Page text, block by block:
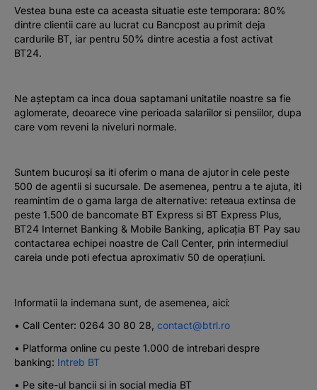
Vestea buna este ca aceasta situatie este temporara: 80%
dintre clientii care au lucrat cu Bancpost au primit deja
cardurile BT, iar pentru 50% dintre acestia a fost activat
BT24.
Ne așteptam ca inca doua saptamani unitatile noastre sa fie
aglomerate, deoarece vine perioada salariilor si pensiilor, dupa
care vom reveni la niveluri normale.
Suntem bucuroși sa iti oferim o mana de ajutor in cele peste
500 de agentii si sucursale. De asemenea, pentru a te ajuta, iti
reamintim de o gama larga de alternative: reteaua extinsa de
peste 1.500 de bancomate BT Express si BT Express Plus,
BT24 Internet Banking & Mobile Banking, aplicația BT Pay sau
contactarea echipei noastre de Call Center, prin intermediul
careia unde poti efectua aproximativ 50 de operațiuni.
Informatii la indemana sunt, de asemenea, aici:
• Call Center: 0264 30 80 28, contact@btrl.ro
• Platforma online cu peste 1.000 de intrebari despre
banking: Intreb BT
• Pe site-ul bancii si in social media BT